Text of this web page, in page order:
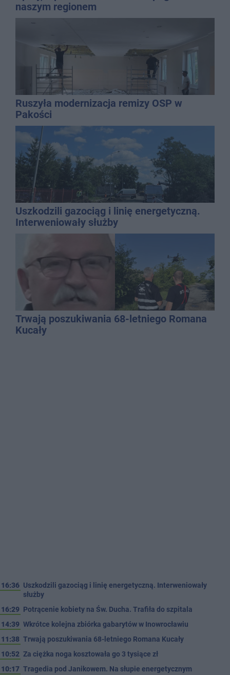
naszym regionem
Ruszyła modernizacja remizy OSP w
Pakości
Uszkodzili gazociąg i linię energetyczną.
Interweniowały służby
Trwają poszukiwania 68-letniego Romana
Kucały
16:36 Uszkodzili gazociąg i linię energetyczną. Interweniowały
służby
16:29 Potrącenie kobiety na Św. Ducha. Trafiła do szpitala
14:39 Wkrótce kolejna zbiórka gabarytów w Inowrocławiu
11:38 Trwają poszukiwania 68-letniego Romana Kucały
10:52 Za ciężka noga kosztowała go 3 tysiące zł
10:17 Tragedia pod Janikowem. Na słupie energetycznym